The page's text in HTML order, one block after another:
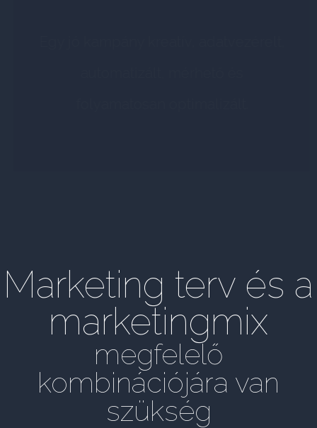
Marketing terv és a
marketingmix
megfelelő
kombinációjára van
szükség